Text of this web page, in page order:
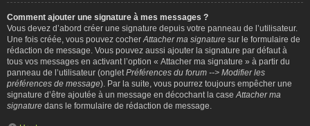
Comment ajouter une signature à mes messages ?
Vous devez d’abord créer une signature depuis votre panneau de l’utilisateur.
Une fois créée, vous pouvez cocher Attacher ma signature sur le formulaire de
rédaction de message. Vous pouvez aussi ajouter la signature par défaut à
tous vos messages en activant l’option « Attacher ma signature » à partir du
panneau de l’utilisateur (onglet Préférences du forum --> Modifier les
préférences de message). Par la suite, vous pourrez toujours empêcher une
signature d’être ajoutée à un message en décochant la case Attacher ma
signature dans le formulaire de rédaction de message.